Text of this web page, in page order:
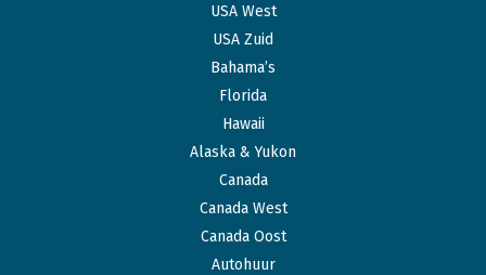
USA West
USA Zuid
Bahama’s
Florida
Hawaii
Alaska & Yukon
Canada
Canada West
Canada Oost
Autohuur